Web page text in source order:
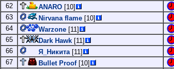
62
ANARO [10]
63
Nirvana flame [10]
64
Warzone [11]
65
Dark Hawk [11]
66
Я_Никита[11]
67
Bullet Proof[10]